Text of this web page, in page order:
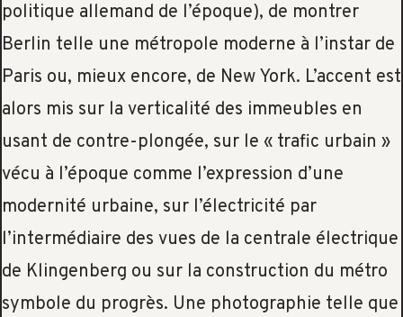
politique allemand de l’époque), de montrer
Berlin telle une métropole moderne à l’instar de
Paris ou, mieux encore, de New York. L’accent est
alors mis sur la verticalité des immeubles en
usant de contre-plongée, sur le « trafic urbain »
vécu à l’époque comme l’expression d’une
modernité urbaine, sur l’électricité par
l’intermédiaire des vues de la centrale électrique
de Klingenberg ou sur la construction du métro
symbole du progrès. Une photographie telle que